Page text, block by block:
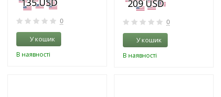
0
У кошик
В наявності
0
У кошик
В наявності